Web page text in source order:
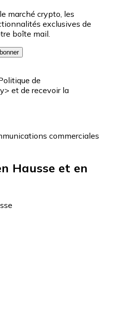
marché crypto, les
exclusives de
boîte mail.
de
et de recevoir la
commerciales
Hausse et en